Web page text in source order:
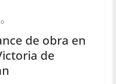
de obra en
de